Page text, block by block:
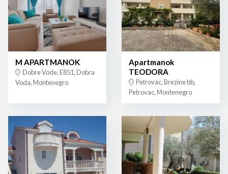
M APARTMANOK
Dobre Vode, E851, Dobra
Voda, Montenegro
Apartmanok
TEODORA
Petrovac, Brezine bb,
Petrovac, Montenegro